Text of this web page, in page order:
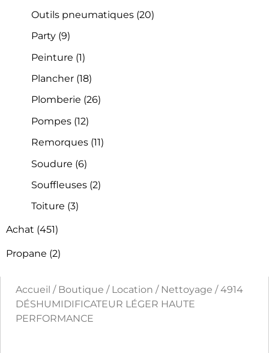
Outils pneumatiques (20)
Party (9)
Peinture (1)
Plancher (18)
Plomberie (26)
Pompes (12)
Remorques (11)
Soudure (6)
Souffleuses (2)
Toiture (3)
Achat (451)
Propane (2)
Accueil / Boutique / Location / Nettoyage / 4914
DÉSHUMIDIFICATEUR LÉGER HAUTE
PERFORMANCE